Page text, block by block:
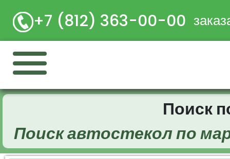
+7 (812) 363-00-00
Поиск
Поиск автостекол по